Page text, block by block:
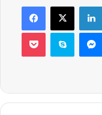
Facebook
X
Pocket Skype